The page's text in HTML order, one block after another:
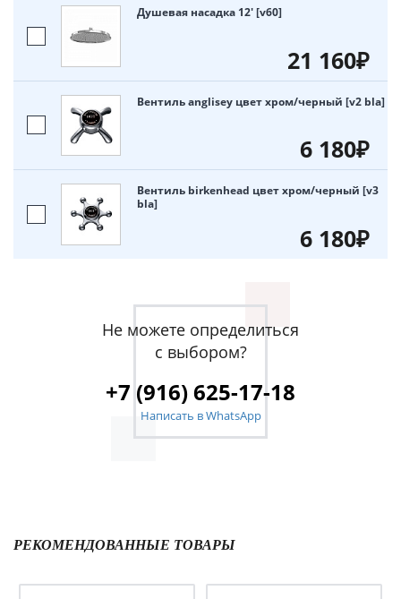
Душевая насадка 12' [v60]
21 160₽
Вентиль anglisey цвет хром/черный [v2 bla]
6 180₽
Вентиль birkenhead цвет хром/черный [v3
bla]
6 180₽
Не можете определиться
с выбором?
+7 (916) 625-17-18
Написать в WhatsApp
РЕКОМЕНДОВАННЫЕ ТОВАРЫ